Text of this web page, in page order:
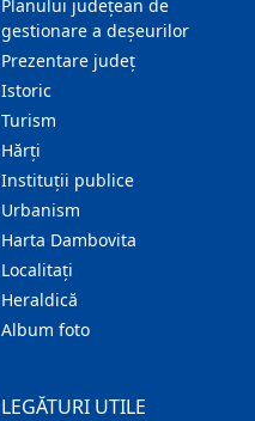
Planului județean de
gestionare a deșeurilor
Prezentare judeţ
Istoric
Turism
Hărţi
Instituţii publice
Urbanism
Harta Dambovita
Localitaţi
Heraldică
Album foto
LEGĂTURI UTILE